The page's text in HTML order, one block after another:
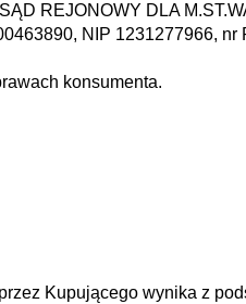
REJONOWY DLA
NIP 1231277966, nr
konsumenta.
Kupującego wynika z